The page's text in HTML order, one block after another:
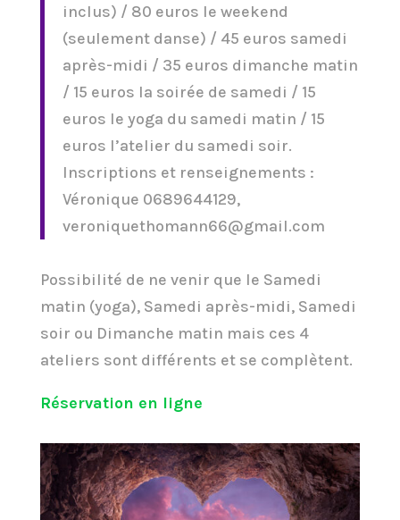
inclus) / 80 euros le weekend
(seulement danse) / 45 euros samedi
après-midi / 35 euros dimanche matin
/ 15 euros la soirée de samedi / 15
euros le yoga du samedi matin / 15
euros l’atelier du samedi soir.
Inscriptions et renseignements :
Véronique 0689644129,
veroniquethomann66@gmail.com
Possibilité de ne venir que le Samedi
matin (yoga), Samedi après-midi, Samedi
soir ou Dimanche matin mais ces 4
ateliers sont différents et se complètent.
Réservation en ligne